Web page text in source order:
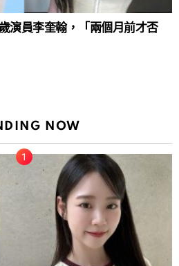
演員李奎翰，「兩個月前才否
NOW